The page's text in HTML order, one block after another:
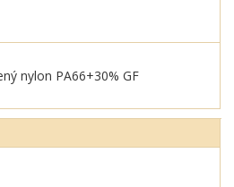
nylon PA66+30% GF